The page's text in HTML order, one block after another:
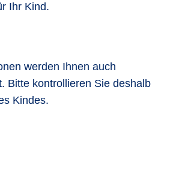
Ihr Kind.
werden Ihnen auch
Bitte kontrollieren Sie deshalb
Kindes.